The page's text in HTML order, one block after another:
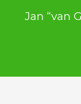
Jan “van